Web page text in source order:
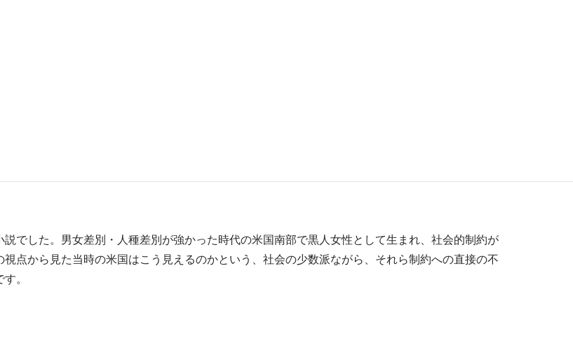
でした。男女差別・人種差別が強かった時代の米国南部で黒人女性として生まれ、社会的制約が
点から見た当時の米国はこう見えるのかという、社会の少数派ながら、それら制約への直接の不
。